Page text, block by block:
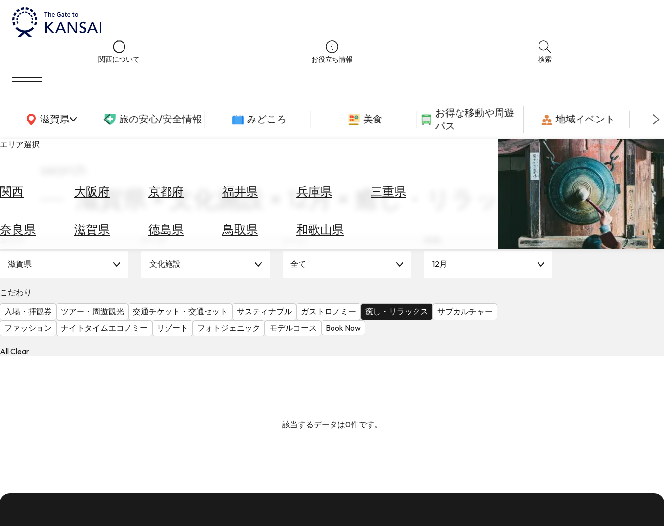
関西について お役立ち情報 検索
滋賀県
関西広域MAP 旅の安心/安全情報 みどころ 美食
お得な移動や周遊
パス
地域イベント
エリア選択
関西 大阪府 京都府 福井県 兵庫県 三重県
奈良県 滋賀県 徳島県 鳥取県 和歌山県
ホ
す
替
を
調
べ
天
滋賀県 × 文化施設 × 12月 × 癒し・リラックス
滋賀県 文化施設 全て 12月
こだわり
入場・拝観券
ツアー・周遊観光 交通チケット・交通セット サスティナブル ガストロノミー 癒し・リラックス
サブカルチャー
ファッション
ナイトタイムエコノミー リゾート フォトジェニック モデルコース Book Now
All Clear
該当するデータは0件です。